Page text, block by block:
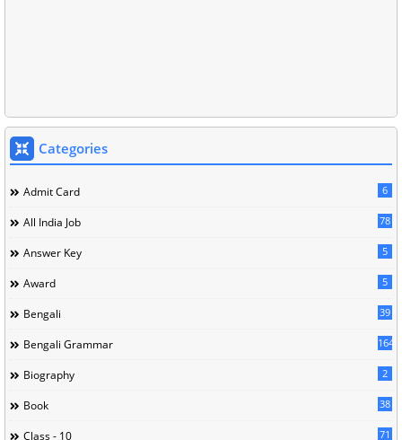
Categories
Admit Card 6
All India Job 78
Answer Key 5
Award 5
Bengali 39
Bengali Grammar 164
Biography 2
Book 38
Class - 10 71